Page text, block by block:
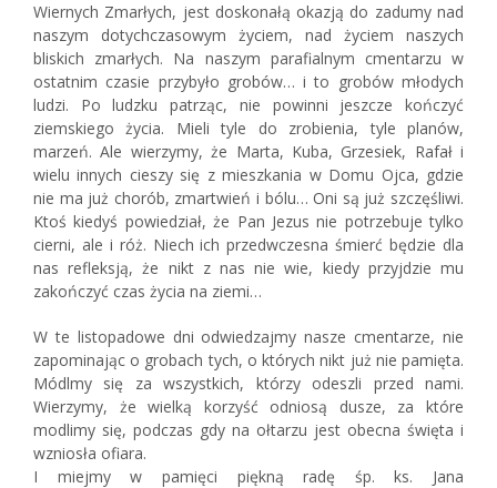
Wiernych Zmarłych, jest doskonałą okazją do zadumy nad
naszym dotychczasowym życiem, nad życiem naszych
bliskich zmarłych. Na naszym parafialnym cmentarzu w
ostatnim czasie przybyło grobów… i to grobów młodych
ludzi. Po ludzku patrząc, nie powinni jeszcze kończyć
ziemskiego życia. Mieli tyle do zrobienia, tyle planów,
marzeń. Ale wierzymy, że Marta, Kuba, Grzesiek, Rafał i
wielu innych cieszy się z mieszkania w Domu Ojca, gdzie
nie ma już chorób, zmartwień i bólu… Oni są już szczęśliwi.
Ktoś kiedyś powiedział, że Pan Jezus nie potrzebuje tylko
cierni, ale i róż. Niech ich przedwczesna śmierć będzie dla
nas refleksją, że nikt z nas nie wie, kiedy przyjdzie mu
zakończyć czas życia na ziemi…
W te listopadowe dni odwiedzajmy nasze cmentarze, nie
zapominając o grobach tych, o których nikt już nie pamięta.
Módlmy się za wszystkich, którzy odeszli przed nami.
Wierzymy, że wielką korzyść odniosą dusze, za które
modlimy się, podczas gdy na ołtarzu jest obecna święta i
wzniosła ofiara.
I miejmy w pamięci piękną radę śp. ks. Jana